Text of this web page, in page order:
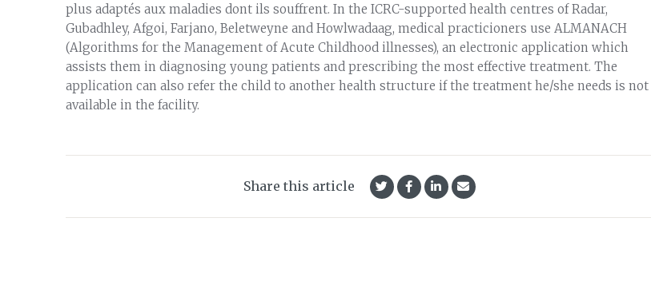
plus adaptés aux maladies dont ils souffrent. In the ICRC-supported health centres of Radar,
Gubadhley, Afgoi, Farjano, Beletweyne and Howlwadaag, medical practicioners use ALMANACH
(Algorithms for the Management of Acute Childhood illnesses), an electronic application which
assists them in diagnosing young patients and prescribing the most effective treatment. The
application can also refer the child to another health structure if the treatment he/she needs is not
available in the facility.
Share this article